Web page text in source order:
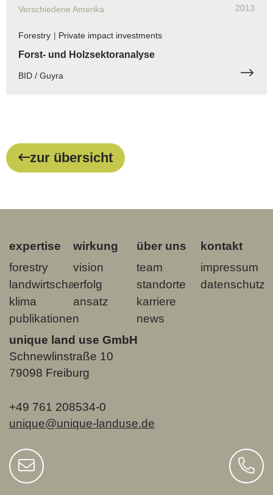
Verschiedene Amerika 2013
Forestry | Private impact investments
Forst- und Holzsektoranalyse
BID / Guyra
zur übersicht
expertise
forestry
landwirtschaft
klima
publikationen
wirkung
vision
erfolg
ansatz
über uns
team
standorte
karriere
news
kontakt
impressum
datenschutz
unique land use GmbH
Schnewlinstraße 10
79098 Freiburg
+49 761 208534-0
unique@unique-landuse.de